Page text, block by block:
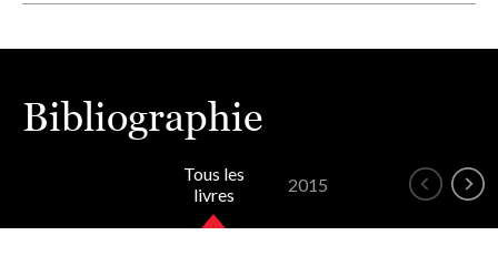
Bibliographie
Tous les
livres
2015